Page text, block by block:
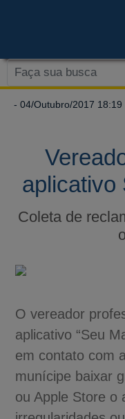
- 04/Outubro/2017 18:19
aplicativo
Coleta de
O vereador
aplicativo “Seu
em contato com
munícipe baixar
ou Apple Store o